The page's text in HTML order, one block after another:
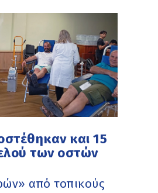
και 15
των οστών
από τοπικούς